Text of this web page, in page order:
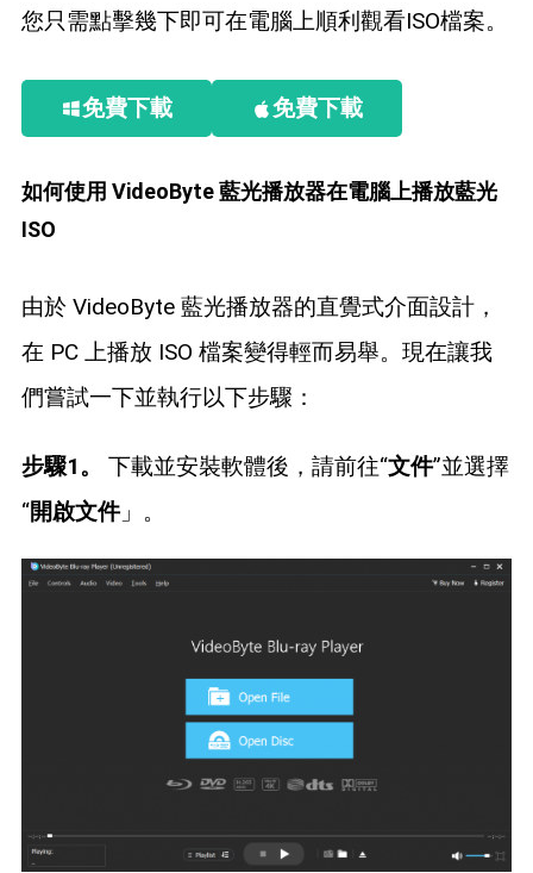
您只需點擊幾下即可在電腦上順利觀看ISO檔案。
免費下載 免費下載
如何使用 VideoByte 藍光播放器在電腦上播放藍光
ISO
由於 VideoByte 藍光播放器的直覺式介面設計，
在 PC 上播放 ISO 檔案變得輕而易舉。現在讓我
們嘗試一下並執行以下步驟：
步驟1。 下載並安裝軟體後，請前往“文件”並選擇
“開啟文件」。